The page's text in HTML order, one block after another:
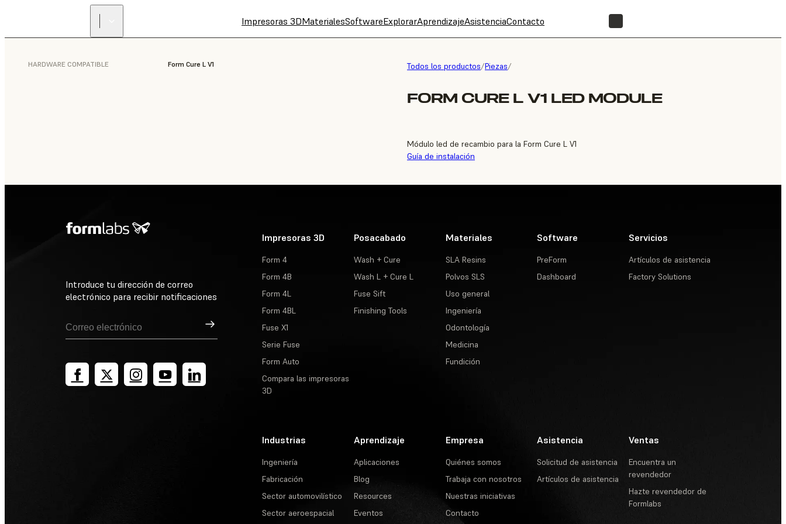
Impresoras 3DMaterialesSoftwareExplorarAprendizajeAsistenciaContacto
Todos los productos/Piezas/
FORM CURE L V1 LED MODULE
HARDWARE COMPATIBLE Form Cure L V1
Módulo led de recambio para la Form Cure L V1
Guía de instalación
Introduce tu dirección de correo
electrónico para recibir notificaciones
Suscribirse
Impresoras 3D
Form 4
Form 4B
Form 4L
Form 4BL
Fuse X1
Serie Fuse
Form Auto
Compara las impresoras
3D
Posacabado
Wash + Cure
Wash L + Cure L
Fuse Sift
Finishing Tools
Materiales
SLA Resins
Polvos SLS
Uso general
Ingeniería
Odontología
Medicina
Fundición
Software
PreForm
Dashboard
Servicios
Artículos de asistencia
Factory Solutions
Industrias
Ingeniería
Fabricación
Sector automovilístico
Sector aeroespacial
Aprendizaje
Aplicaciones
Blog
Resources
Eventos
Empresa
Quiénes somos
Trabaja con nosotros
Nuestras iniciativas
Contacto
Asistencia
Solicitud de asistencia
Artículos de asistencia
Ventas
Encuentra un
revendedor
Hazte revendedor de
Formlabs